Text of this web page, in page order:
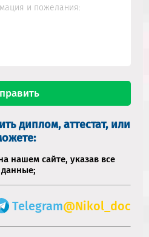
диплом, аттестат, или
нашем сайте, указав все
Telegram@Nikol_doc